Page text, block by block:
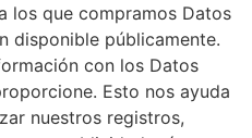
los que compramos Datos
disponible públicamente.
con los Datos
Esto nos ayuda
nuestros registros,